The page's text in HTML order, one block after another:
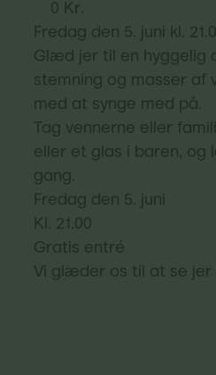
0 Kr.
Fredag den 5. juni kl.
Glæd jer til en hyggelig
stemning og masser af
med at synge med på.
Tag vennerne eller
eller et glas i baren, og
gang.
Fredag den 5. juni
Kl. 21.00
Gratis entré
Vi glæder os til at se jer